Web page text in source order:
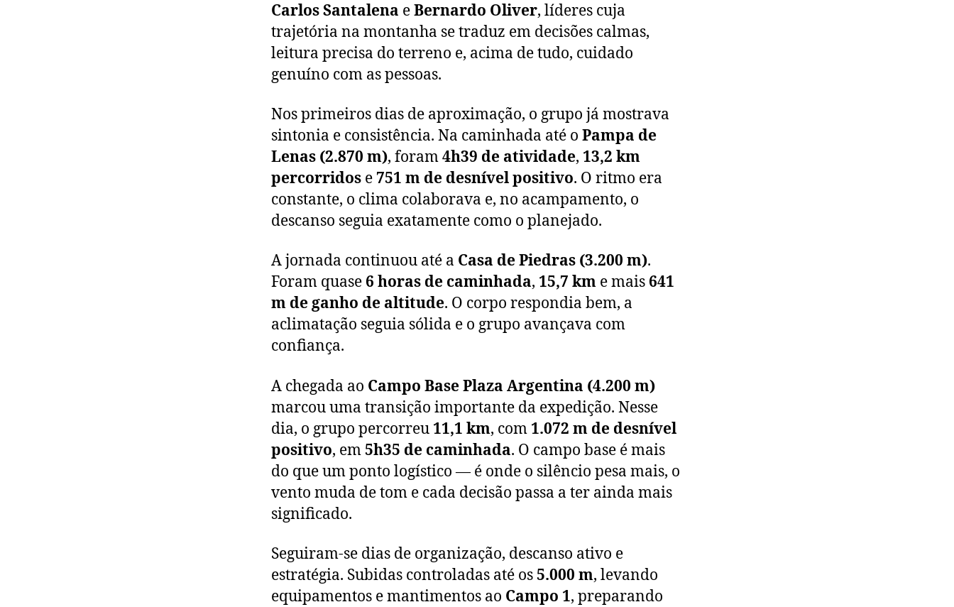
Carlos Santalena eBernardo Oliver, líderes cuja
trajetória na montanha se traduz em decisões calmas,
leitura precisa do terreno e, acima de tudo, cuidado
genuíno com as pessoas.
Nos primeiros dias de aproximação, o grupo já mostrava
sintonia e consistência. Na caminhada até o Pampa de
Lenas (2.870 m), foram4h39 de atividade, 13,2 km
percorridos e 751 m de desnível positivo. O ritmo era
constante, o clima colaborava e, no acampamento, o
descanso seguia exatamente como o planejado.
A jornada continuou até a Casa de Piedras (3.200 m).
Foram quase 6 horas de caminhada, 15,7 km e mais 641
m de ganho de altitude. O corpo respondia bem, a
aclimatação seguia sólida e o grupo avançava com
confiança.
A chegada ao Campo Base Plaza Argentina (4.200 m)
marcou uma transição importante da expedição. Nesse
dia, o grupo percorreu 11,1 km, com 1.072 m de desnível
positivo, em5h35 de caminhada. O campo base é mais
do que um ponto logístico — é onde o silêncio pesa mais, o
vento muda de tom e cada decisão passa a ter ainda mais
significado.
Seguiram-se dias de organização, descanso ativo e
estratégia. Subidas controladas até os5.000 m, levando
equipamentos e mantimentos ao Campo 1, preparando